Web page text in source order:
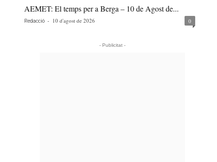
AEMET: El temps per a Berga – 10 de Agost de...
Redacció - 10 d'agost de 2026 0
- Publicitat -